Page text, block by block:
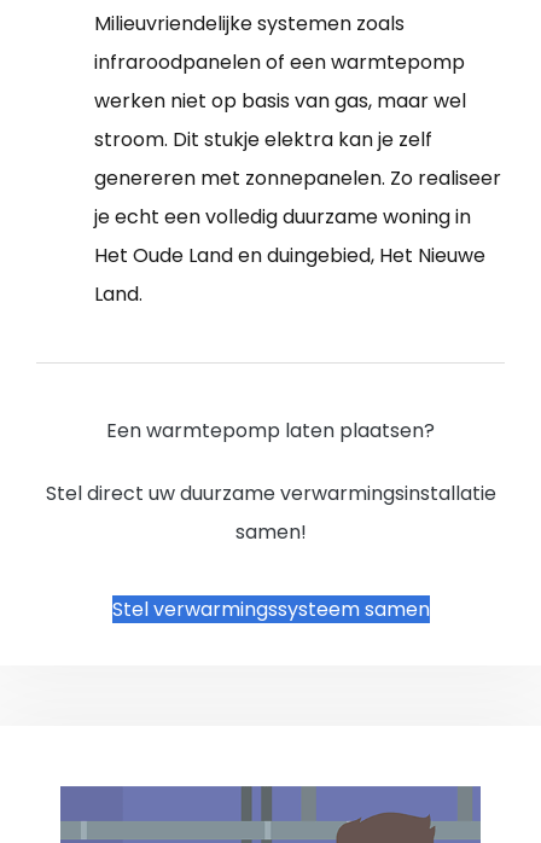
Milieuvriendelijke systemen zoals
infraroodpanelen of een warmtepomp
werken niet op basis van gas, maar wel
stroom. Dit stukje elektra kan je zelf
genereren met zonnepanelen. Zo realiseer
je echt een volledig duurzame woning in
Het Oude Land en duingebied, Het Nieuwe
Land.
Een warmtepomp laten plaatsen?
Stel direct uw duurzame verwarmingsinstallatie
samen!
Stel verwarmingssysteem samen